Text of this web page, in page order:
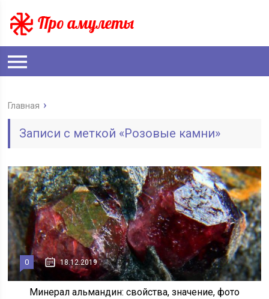
Главная
Записи с меткой «Розовые камни»
0 18.12.2019
Минерал альмандин: свойства, значение, фото